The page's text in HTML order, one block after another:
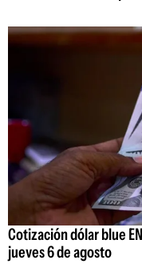
Cotización dólar blue
jueves 6 de agosto